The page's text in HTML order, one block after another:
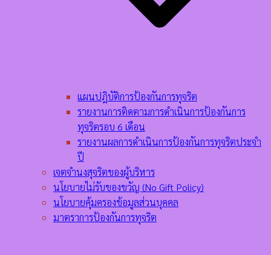
แผนปฎิบัติการป้องกันการทุจริต
รายงานการติดตามการดำเนินการป้องกันการ
ทุจริตรอบ 6 เดือน
รายงานผลการดำเนินการป้องกันการทุจริตประจำ
ปี
เจตจำนงสุจริตของผู้บริหาร
นโยบายไม่รับของขวัญ (No Gift Policy)
นโยบายคุ้มครองข้อมูลส่วนบุคคล
มาตราการป้องกันการทุจริต